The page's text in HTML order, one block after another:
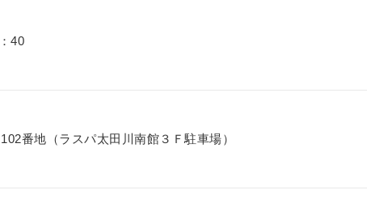
40
番地（ラスパ太田川南館３Ｆ駐車場）